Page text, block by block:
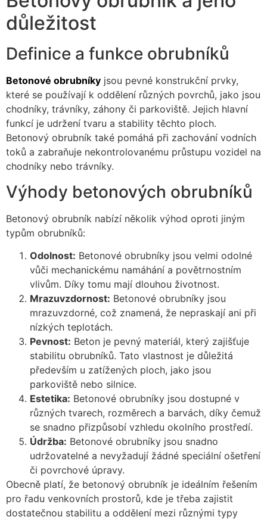
důležitost
Definice a funkce obrubníků
Betonové obrubníky jsou pevné konstrukční prvky,
které se používají k oddělení různých povrchů, jako jsou
chodníky, trávníky, záhony či parkoviště. Jejich hlavní
funkcí je udržení tvaru a stability těchto ploch.
Betonový obrubník také pomáhá při zachování vodních
toků a zabraňuje nekontrolovanému průstupu vozidel na
chodníky nebo trávníky.
Výhody betonových obrubníků
Betonový obrubník nabízí několik výhod oproti jiným
typům obrubníků:
Odolnost: Betonové obrubníky jsou velmi odolné
vůči mechanickému namáhání a povětrnostním
vlivům. Díky tomu mají dlouhou životnost.
Mrazuvzdornost: Betonové obrubníky jsou
mrazuvzdorné, což znamená, že nepraskají ani při
nízkých teplotách.
Pevnost: Beton je pevný materiál, který zajišťuje
stabilitu obrubníků. Tato vlastnost je důležitá
především u zatížených ploch, jako jsou
parkoviště nebo silnice.
Estetika: Betonové obrubníky jsou dostupné v
různých tvarech, rozměrech a barvách, díky čemuž
se snadno přizpůsobí vzhledu okolního prostředí.
Údržba: Betonové obrubníky jsou snadno
udržovatelné a nevyžadují žádné speciální ošetření
či povrchové úpravy.
Obecně platí, že betonový obrubník je ideálním řešením
pro řadu venkovních prostorů, kde je třeba zajistit
dostatečnou stabilitu a oddělení mezi různými typy